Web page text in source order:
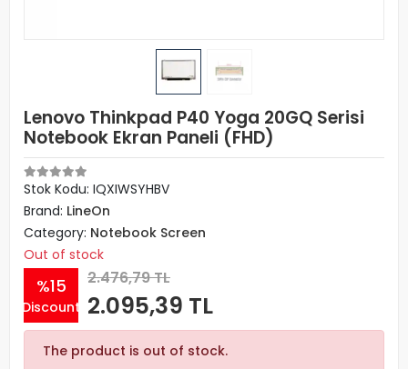
Lenovo Thinkpad P40 Yoga 20GQ Serisi
Notebook Ekran Paneli (FHD)
Stok Kodu: IQXIWSYHBV
Brand: LineOn
Category: Notebook Screen
Out of stock
%15
Discount
2.476,79 TL
2.095,39 TL
The product is out of stock.